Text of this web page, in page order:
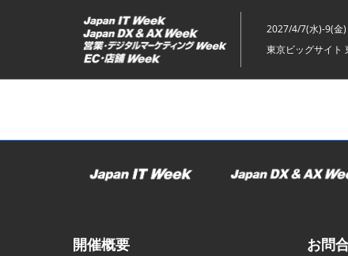
ッ
2027/4/7(水)-9(金)
東京ビッグサイト
開催概要 お問